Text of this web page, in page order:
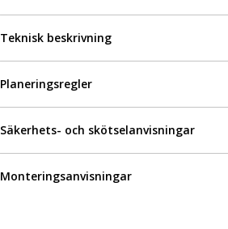
Teknisk beskrivning
Planeringsregler
Säkerhets- och skötselanvisningar
Monteringsanvisningar